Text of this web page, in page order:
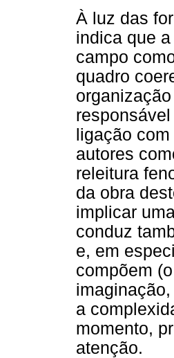
À luz das
indica que
campo
quadro
ligação
autores
releitura
da obra
implicar
conduz
e, em
compõem
a
momento,
atenção.